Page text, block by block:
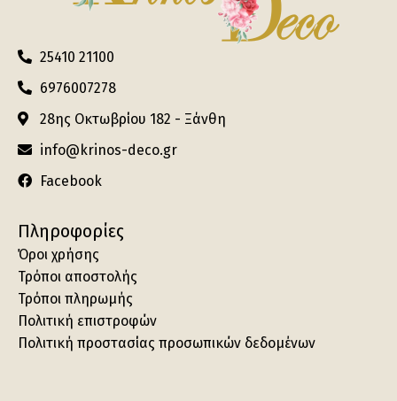
25410 21100
6976007278
28ης Οκτωβρίου 182 - Ξάνθη
info@krinos-deco.gr
Facebook
Πληροφορίες
Όροι χρήσης
Τρόποι αποστολής
Τρόποι πληρωμής
Πολιτική επιστροφών
Πολιτική προστασίας προσωπικών δεδομένων